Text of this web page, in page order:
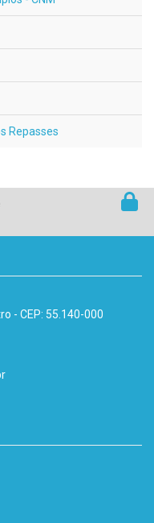
Repasses
- CEP: 55.140-000